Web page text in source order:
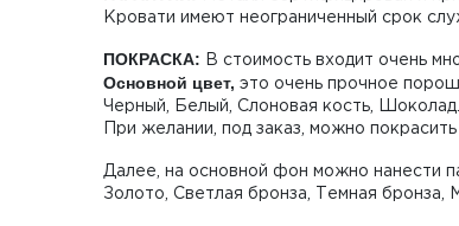
Кровати имеют неограниченный срок
ПОКРАСКА: В стоимость входит очень
Основной цвет, это очень прочное
Черный, Белый, Слоновая кость, Шоколад.
При желании, под заказ, можно
Далее, на основной фон можно нанести
Золото, Светлая бронза, Темная бронза,